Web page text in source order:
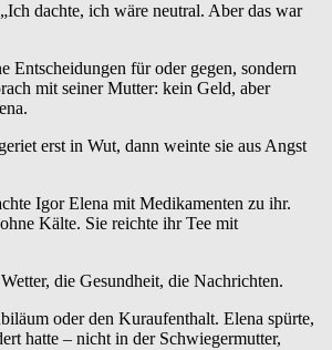
dachte, ich wäre neutral. Aber das war
Entscheidungen für oder gegen, sondern
mit seiner Mutter: kein Geld, aber
erst in Wut, dann weinte sie aus Angst
Igor Elena mit Medikamenten zu ihr.
Kälte. Sie reichte ihr Tee mit
die Gesundheit, die Nachrichten.
oder den Kuraufenthalt. Elena spürte,
hatte – nicht in der Schwiegermutter,